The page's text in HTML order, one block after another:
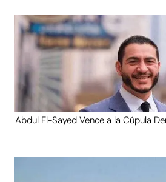
Abdul El-Sayed Vence a la Cúpula